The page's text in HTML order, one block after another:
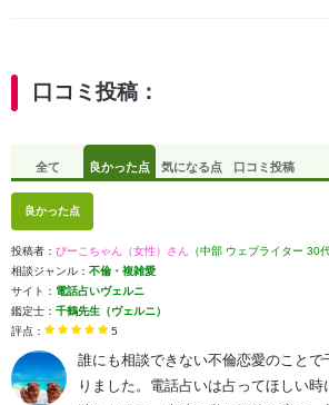
口コミ投稿：
全て 良かった点 気になる点 口コミ投稿
良かった点
投稿者： ぴーこちゃん（女性）さん （中部 ウェブライター 30
相談ジャンル： 不倫・複雑愛
サイト： 電話占いヴェルニ
鑑定士： 千鶴先生（ヴェルニ）
評点：
5
誰にも相談できない不倫恋愛のことで
りました。電話占いは占ってほしい